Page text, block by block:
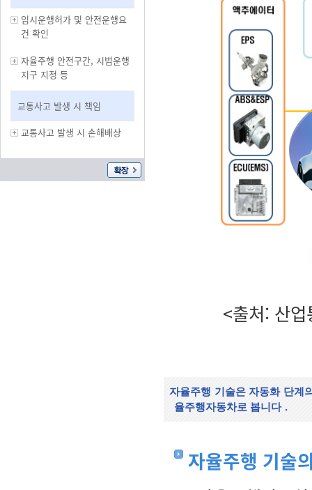
임시운행허가 및 안전운행요
건 확인
자율주행 안전구간, 시범운행
지구 지정 등
교통사고 발생 시 책임
교통사고 발생 시 손해배상
<출처: 산
자율주행 기술은 자동화 단계
율주행자동차로 봅니다 .
자율주행 기술